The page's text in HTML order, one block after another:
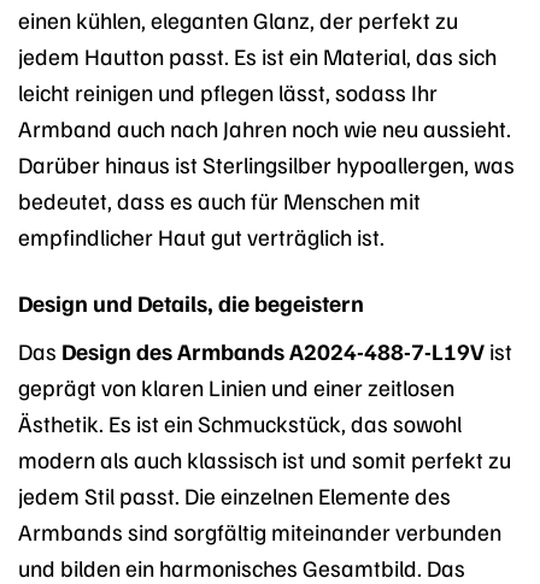
einen kühlen, eleganten Glanz, der perfekt zu
jedem Hautton passt. Es ist ein Material, das sich
leicht reinigen und pflegen lässt, sodass Ihr
Armband auch nach Jahren noch wie neu aussieht.
Darüber hinaus ist Sterlingsilber hypoallergen, was
bedeutet, dass es auch für Menschen mit
empfindlicher Haut gut verträglich ist.
Design und Details, die begeistern
Das Design des Armbands A2024-488-7-L19V ist
geprägt von klaren Linien und einer zeitlosen
Ästhetik. Es ist ein Schmuckstück, das sowohl
modern als auch klassisch ist und somit perfekt zu
jedem Stil passt. Die einzelnen Elemente des
Armbands sind sorgfältig miteinander verbunden
und bilden ein harmonisches Gesamtbild. Das